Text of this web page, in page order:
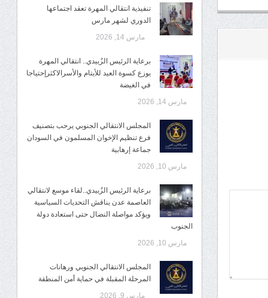
تنفيذية انتقالي المهرة تعقد اجتماعها
الدوري لشهر مارس
مارس 14, 2026
برعاية الرئيس الزُبيدي.. انتقالي المهرة
يوزع كسوة العيد للأيتام والأسرالاكثرإحتياجا
في الغيضة
مارس 14, 2026
المجلس الانتقالي الجنوبي يرحب بتصنيف
فرع تنظيم الإخوان المسلمون في السودان
جماعة إرهابية
مارس 10, 2026
برعاية الرئيس الزُبيدي..لقاء موسع لانتقالي
العاصمة عدن يناقش التحديات السياسية
ويؤكد مواصلة النضال حتى استعادة دولة
الجنوب
مارس 10, 2026
المجلس الانتقالي الجنوبي ورهانات
المرحلة المقبلة في حماية أمن المنطقة
مارس 9, 2026